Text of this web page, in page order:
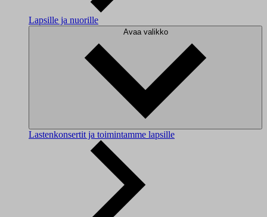
Lapsille ja nuorille
Avaa valikko
Lastenkonsertit ja toimintamme lapsille